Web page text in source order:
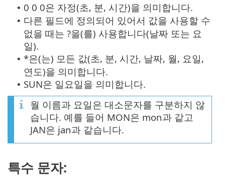
• 0 0 0은 자정(초, 분, 시간)을 의미합니다.
• 다른 필드에 정의되어 있어서 값을 사용할 수
없을 때는 ?을(를) 사용합니다(날짜 또는 요
일).
• *은(는) 모든 값(초, 분, 시간, 날짜, 월, 요일,
연도)을 의미합니다.
• SUN은 일요일을 의미합니다.
월 이름과 요일은 대소문자를 구분하지 않
습니다. 예를 들어 MON은 mon과 같고
JAN은 jan과 같습니다.
특수 문자: